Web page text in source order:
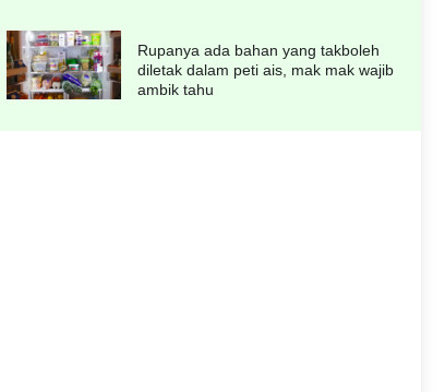
Rupanya ada bahan yang takboleh
diletak dalam peti ais, mak mak wajib
ambik tahu